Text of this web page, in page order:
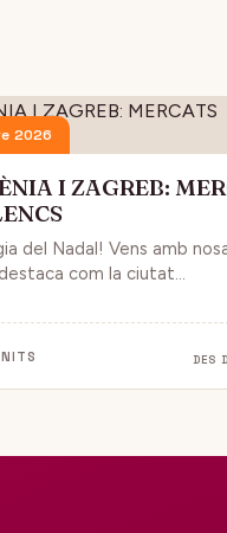
2026
I ZAGREB:
del Nadal! Vens amb
com la ciutat
com una de les millors
nadalenques d’Europa.
DES